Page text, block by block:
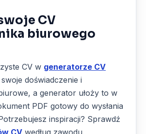
CV
biurowego
CV w generatorze CV
doświadczenie i
a generator ułoży to w
PDF gotowy do wysłania
inspiracji? Sprawdź
CV według zawodu.